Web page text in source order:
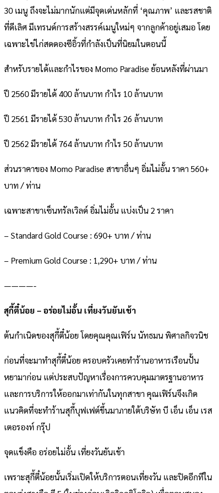
30 เมนู ถึงจะไม่มากนักแต่มีจุดเด่นหลักที่ ‘คุณภาพ’ และรสชาติ
ที่ดีเลิศ มีเทรนด์การสร้างสรรค์เมนูใหม่ๆ จากลูกค้าอยู่เสมอ โดย
เฉพาะไข่ไก่สดดองซีอิ้วที่กำลังเป็นที่นิยมในตอนนี้
สำหรับรายได้และกำไรของ Momo Paradise ย้อนหลังที่ผ่านมา
ปี 2560 มีรายได้ 400 ล้านบาท กำไร 10 ล้านบาท
ปี 2561 มีรายได้ 530 ล้านบาท กำไร 26 ล้านบาท
ปี 2562 มีรายได้ 764 ล้านบาท กำไร 50 ล้านบาท
ส่วนราคาของ Momo Paradise สาขาอื่นๆ อิ่มไม่อั้น ราคา 560+
บาท / ท่าน
เฉพาะสาขาเซ็นทรัลเวิลด์ อิ่มไม่อั้น แบ่งเป็น 2 ราคา
– Standard Gold Course : 690+ บาท / ท่าน
– Premium Gold Course : 1,290+ บาท / ท่าน
————-
สุกี้ตี๋น้อย – อร่อยไม่อั้น เที่ยงวันยันเช้า
ต้นกำเนิดของสุกี้ตี๋น้อย โดยคุณคุณเฟิร์น นัทธมน พิศาลกิจวนิช
ก่อนที่จะมาทำสุกี้ตี๋น้อย ครอบครัวเคยทำร้านอาหารเรือนปั้น
หยามาก่อน แต่ประสบปัญหาเรื่องการควบคุมมาตรฐานอาหาร
และการบริการให้ออกมาเท่ากันในทุกสาขา คุณเฟิร์นจึงเกิด
แนวคิดที่จะทำร้านสุกี้บุฟเฟต์ขึ้นมาภายใต้บริษัท บี เอ็น เอ็น เรส
เตอรองท์ กรุ๊ป
จุดแข็งคือ อร่อยไม่อั้น เที่ยงวันยันเช้า
เพราะสุกี้ตี๋น้อยนั้นเริ่มเปิดให้บริการตอนเที่ยงวัน และปิดอีกทีใน